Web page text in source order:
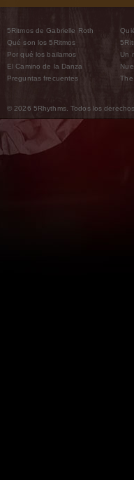
5Ritmos de Gabrielle Roth
Qué son los 5Ritmos
Por qué los bailamos
El Camino de la Danza
Preguntas frecuentes
Un
© 2026 5Rhythms. Todos los